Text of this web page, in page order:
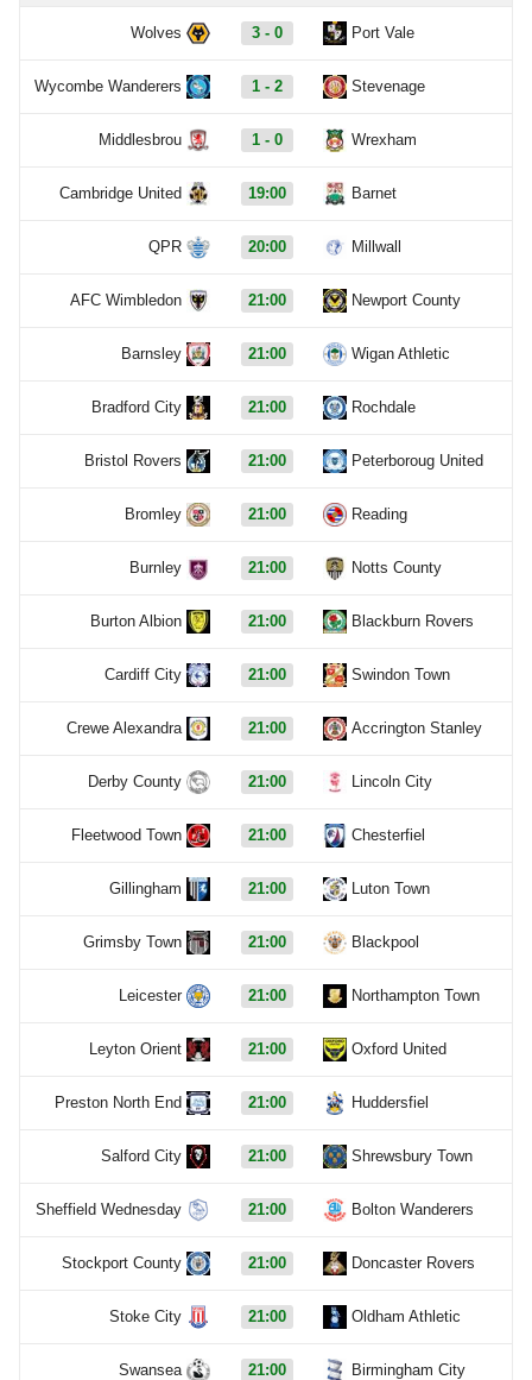
Wolves 3 - 0 Port Vale
Wycombe Wanderers 1 - 2 Stevenage
Middlesbrou 1 - 0 Wrexham
Cambridge United 19:00 Barnet
QPR 20:00 Millwall
AFC Wimbledon 21:00 Newport County
Barnsley 21:00 Wigan Athletic
Bradford City 21:00 Rochdale
Bristol Rovers 21:00 Peterboroug United
Bromley 21:00 Reading
Burnley 21:00 Notts County
Burton Albion 21:00 Blackburn Rovers
Cardiff City 21:00 Swindon Town
Crewe Alexandra 21:00 Accrington Stanley
Derby County 21:00 Lincoln City
Fleetwood Town 21:00 Chesterfiel
Gillingham 21:00 Luton Town
Grimsby Town 21:00 Blackpool
Leicester 21:00 Northampton Town
Leyton Orient 21:00 Oxford United
Preston North End 21:00 Huddersfiel
Salford City 21:00 Shrewsbury Town
Sheffield Wednesday 21:00 Bolton Wanderers
Stockport County 21:00 Doncaster Rovers
Stoke City 21:00 Oldham Athletic
Swansea 21:00 Birmingham City